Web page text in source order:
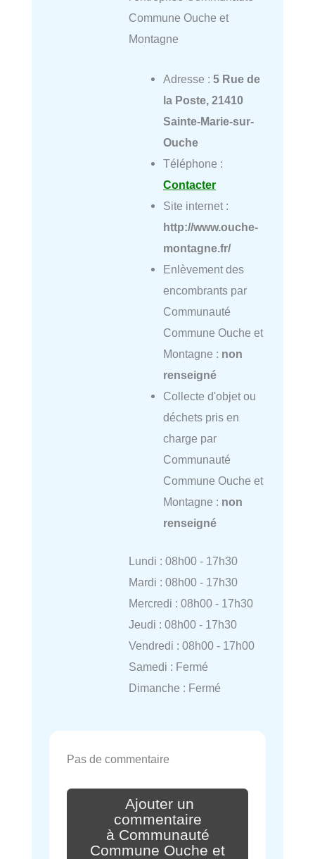
Commune Ouche et
Montagne
Adresse : 5 Rue de
la Poste, 21410
Sainte-Marie-sur-
Ouche
Téléphone :
Contacter
Site internet :
http://www.ouche-
montagne.fr/
Enlèvement des
encombrants par
Communauté
Commune Ouche et
Montagne : non
renseigné
Collecte d'objet ou
déchets pris en
charge par
Communauté
Commune Ouche et
Montagne : non
renseigné
Lundi : 08h00 - 17h30
Mardi : 08h00 - 17h30
Mercredi : 08h00 - 17h30
Jeudi : 08h00 - 17h30
Vendredi : 08h00 - 17h00
Samedi : Fermé
Dimanche : Fermé
Pas de commentaire
Ajouter un
commentaire
à Communauté
Commune Ouche et